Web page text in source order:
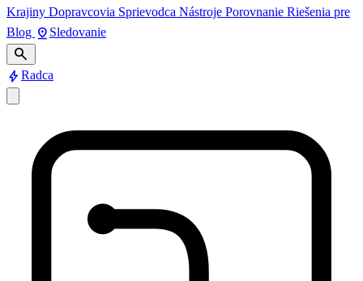
Krajiny Dopravcovia Sprievodca Nástroje Porovnanie Riešenia pre
Blog pin_drop Sledovanie
search
boltRadca